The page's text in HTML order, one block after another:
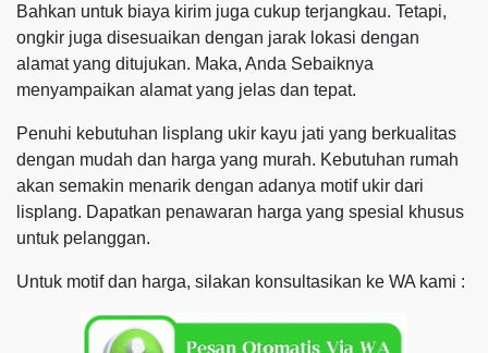
Bahkan untuk biaya kirim juga cukup terjangkau. Tetapi,
ongkir juga disesuaikan dengan jarak lokasi dengan
alamat yang ditujukan. Maka, Anda Sebaiknya
menyampaikan alamat yang jelas dan tepat.
Penuhi kebutuhan lisplang ukir kayu jati yang berkualitas
dengan mudah dan harga yang murah. Kebutuhan rumah
akan semakin menarik dengan adanya motif ukir dari
lisplang. Dapatkan penawaran harga yang spesial khusus
untuk pelanggan.
Untuk motif dan harga, silakan konsultasikan ke WA kami :